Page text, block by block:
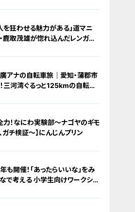
を狂わせる魅力がある」道マニ
鹿取茂雄が惚れ込んだレンガの
アナの自転車旅｜愛知・蒲郡市
三河湾ぐるっと125kmの自転車
力！なにわ実験部～ナゴヤのギモ
ガチ検証～】にんじんプリン
も開催！「あったらいいな」をみ
で考える 小学生向けワークショ